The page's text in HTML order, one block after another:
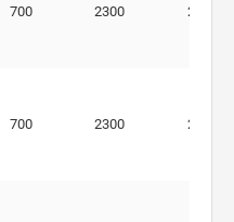
700 2300 220
700 2300 210